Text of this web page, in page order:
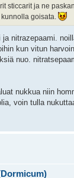
sticcarit ja ne
goisata.
nitrazepaami.
kun vitun
nuo.
nukkua niin
voin tulla